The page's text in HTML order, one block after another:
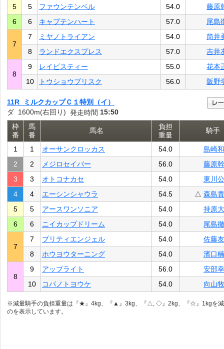
5
5 ファウンテンベル 54.0
藤原
6
6 キャプテンハート 57.0 尾島
7
7 ミヤノトライアン 54.0
筒井
8
ランドエクスプレス 57.0 吉井
8
9 レイビスティー 55.0
花本
10
トウショウブリスク 56.0 阪野
11R ミルクカップＣ１特別（イ）
ダ 1600m(右回り) 発走時間 15:50
枠
番
馬
番
馬名
負担
重量
騎手
1 1 オーサンクロッカス 54.0
島崎和
2
2 メジロセイバー 56.0
藤原幹
3
3 オトコナカセ 54.0
東川公
4
4 エーシンシャウラ 54.5 △ 森島貴
5
5 アースワンソニア 54.0
持原大
6
6 ニイカップドリーム 54.0 尾島徹
7
7 プリティエンジェル 54.0
佐藤友
8
ホウヨウターニング 54.0 濱口楠
8
9 アップライト 56.0
安部幸
10
コパノトヨウケ 54.0 向山牧
※減量騎手の負担重量は『★』4kg、『▲』3kg、『△, ◇』2kg、『☆』1kgを
のを表示しています。